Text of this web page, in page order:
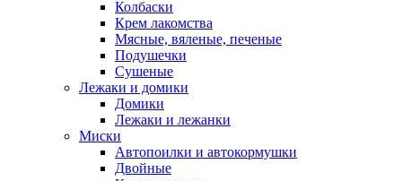
Колбаски
Крем лакомства
Мясные, вяленые, печеные
Подушечки
Сушеные
Лежаки и домики
Домики
Лежаки и лежанки
Миски
Автопоилки и автокормушки
Двойные